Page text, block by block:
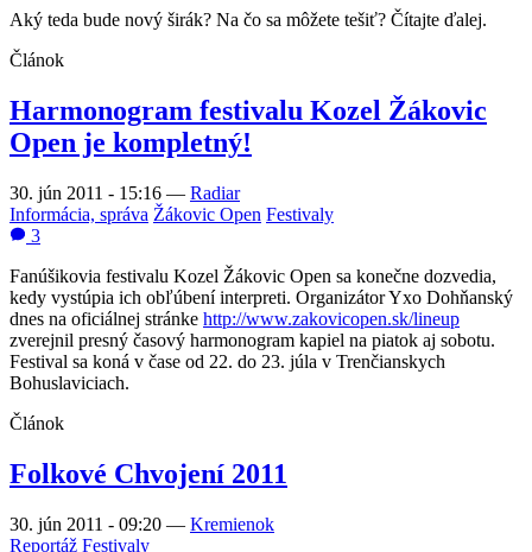
Aký teda bude nový širák? Na čo sa môžete tešiť? Čítajte ďalej.
Článok
Harmonogram festivalu Kozel Žákovic
Open je kompletný!
30. jún 2011 - 15:16 — Radiar
Informácia, správa Žákovic Open Festivaly
3
Fanúšikovia festivalu Kozel Žákovic Open sa konečne dozvedia,
kedy vystúpia ich obľúbení interpreti. Organizátor Yxo Dohňanský
dnes na oficiálnej stránke http://www.zakovicopen.sk/lineup
zverejnil presný časový harmonogram kapiel na piatok aj sobotu.
Festival sa koná v čase od 22. do 23. júla v Trenčianskych
Bohuslaviciach.
Článok
Folkové Chvojení 2011
30. jún 2011 - 09:20 — Kremienok
Reportáž Festivaly